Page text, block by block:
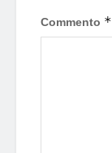
Commento *